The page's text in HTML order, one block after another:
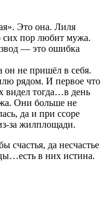
Это она. Лиля
сих пор любит мужа.
— это ошибка
не пришёл в себя.
рядом. И первое что
видел тогда…в день
Они больше не
да и при ссоре
за жилплощади.
счастья, да несчастье
в них истина.